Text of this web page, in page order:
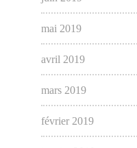
mai 2019
avril 2019
mars 2019
février 2019